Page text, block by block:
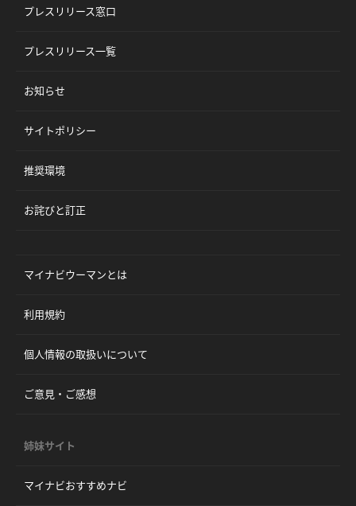
プレスリリース窓口
プレスリリース一覧
お知らせ
サイトポリシー
推奨環境
お詫びと訂正
マイナビウーマンとは
利用規約
個人情報の取扱いについて
ご意見・ご感想
姉妹サイト
マイナビおすすめナビ